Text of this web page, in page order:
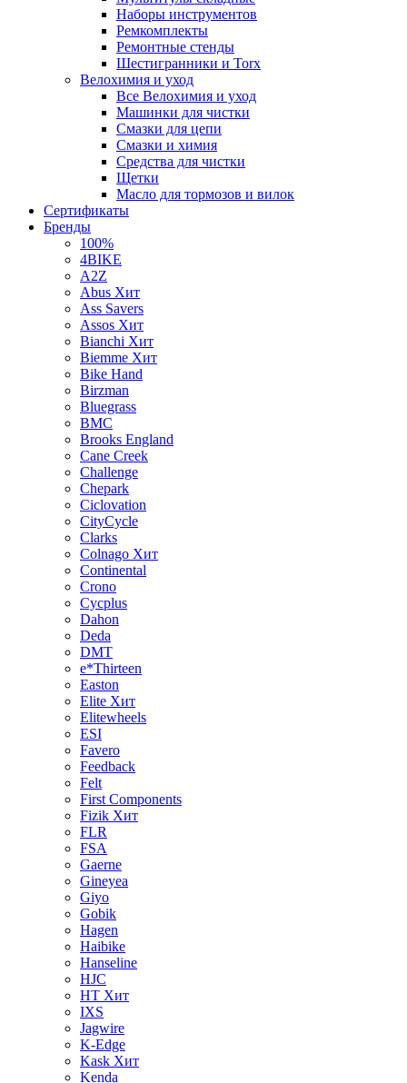
Наборы инструментов
Ремкомплекты
Ремонтные стенды
Шестигранники и Torx
Велохимия и уход
Все Велохимия и уход
Машинки для чистки
Смазки для цепи
Смазки и химия
Средства для чистки
Щетки
Масло для тормозов и вилок
Сертификаты
Бренды
100%
4BIKE
A2Z
Abus Хит
Ass Savers
Assos Хит
Bianchi Хит
Biemme Хит
Bike Hand
Birzman
Bluegrass
BMC
Brooks England
Cane Creek
Challenge
Chepark
Ciclovation
CityCycle
Clarks
Colnago Хит
Continental
Crono
Cycplus
Dahon
Deda
DMT
e*Thirteen
Easton
Elite Хит
Elitewheels
ESI
Favero
Feedback
Felt
First Components
Fizik Хит
FLR
FSA
Gaerne
Gineyea
Giyo
Gobik
Hagen
Haibike
Hanseline
HJC
HT Хит
IXS
Jagwire
K-Edge
Kask Хит
Kenda